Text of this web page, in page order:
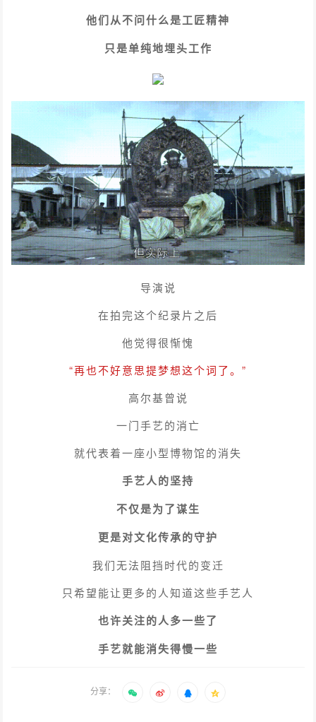
他们从不问什么是工匠精神
只是单纯地埋头工作
导演说
在拍完这个纪录片之后
他觉得很惭愧
“再也不好意思提梦想这个词了。”
高尔基曾说
一门手艺的消亡
就代表着一座小型博物馆的消失
手艺人的坚持
不仅是为了谋生
更是对文化传承的守护
我们无法阻挡时代的变迁
只希望能让更多的人知道这些手艺人
也许关注的人多一些了
手艺就能消失得慢一些
分享：